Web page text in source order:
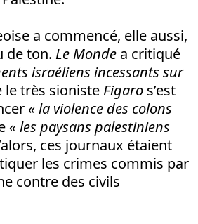
a commencé, elle aussi,
de ton. Le Monde a critiqué
israéliens incessants sur
le très sioniste Figaro s’est
« la violence des colons
« les paysans palestiniens
ces journaux étaient
les crimes commis par
contre des civils